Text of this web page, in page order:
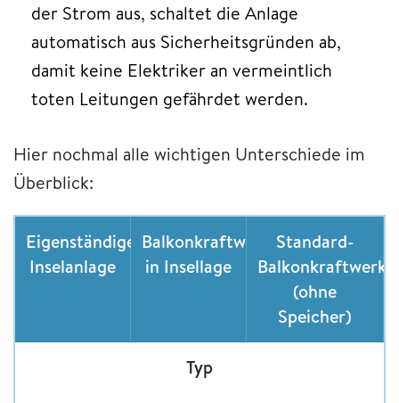
der Strom aus, schaltet die Anlage
automatisch aus Sicherheitsgründen ab,
damit keine Elektriker an vermeintlich
toten Leitungen gefährdet werden.
Hier nochmal alle wichtigen Unterschiede im
Überblick:
Eigenständige
Inselanlage
Balkonkraftwerk
in Insellage
Standard-
Balkonkraftwerk
(ohne
Speicher)
Typ